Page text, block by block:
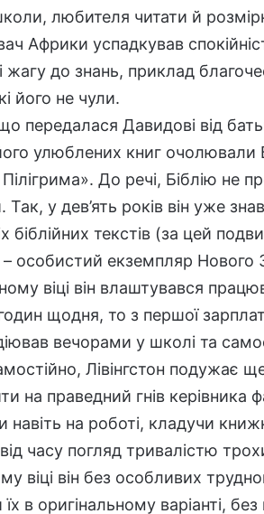
любителя читати й
Африки успадкував
жагу до знань, приклад
його не чули.
передалася Давидові від
улюблених книг очолювали
До речі, Біблію не
Так, у дев’ять років він уже
біблійних текстів (за цей
особистий екземпляр Нового
віці він влаштувався
щодня, то з першої
вечорами у школі та
Лівінгстон подужає
на праведний гнів керівника
навіть на роботі, кладучи
часу погляд тривалістю
віці він без особливих
в оригінальному варіанті,